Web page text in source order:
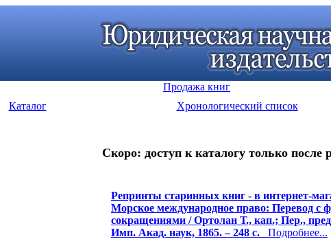
Продажа книг
Каталог Хронологический список
Скоро: доступ к каталогу только после
Репринты старинных книг - в интернет-
Морское международное право: Перевод с
сокращениями / Ортолан Т., кап.; Пер.,
Имп. Акад. наук, 1865. – 248 с. Подробнее...